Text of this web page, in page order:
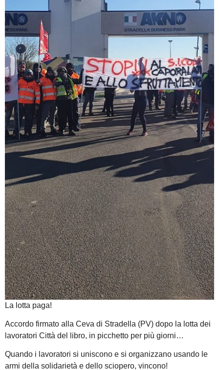
La lotta paga!
Accordo firmato alla Ceva di Stradella (PV) dopo la lotta dei
lavoratori Città del libro, in picchetto per più giorni…
Quando i lavoratori si uniscono e si organizzano usando le
armi della solidarietà e dello sciopero, vincono!